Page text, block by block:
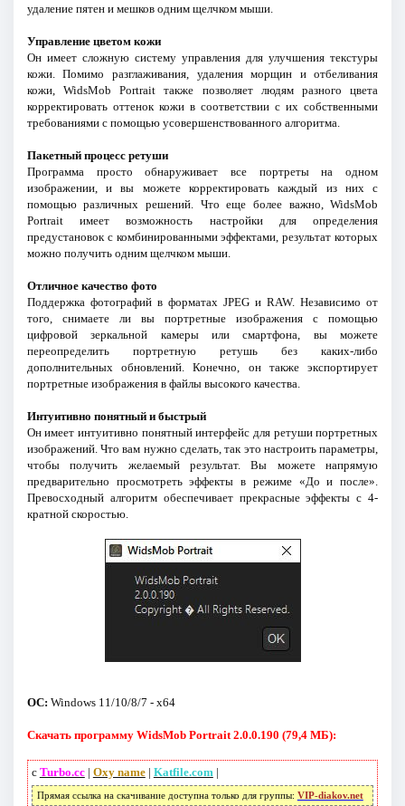
удаление пятен и мешков одним щелчком мыши.
Управление цветом кожи
Он имеет сложную систему управления для улучшения текстуры
кожи. Помимо разглаживания, удаления морщин и отбеливания
кожи, WidsMob Portrait также позволяет людям разного цвета
корректировать оттенок кожи в соответствии с их собственными
требованиями с помощью усовершенствованного алгоритма.
Пакетный процесс ретуши
Программа просто обнаруживает все портреты на одном
изображении, и вы можете корректировать каждый из них с
помощью различных решений. Что еще более важно, WidsMob
Portrait имеет возможность настройки для определения
предустановок с комбинированными эффектами, результат которых
можно получить одним щелчком мыши.
Отличное качество фото
Поддержка фотографий в форматах JPEG и RAW. Независимо от
того, снимаете ли вы портретные изображения с помощью
цифровой зеркальной камеры или смартфона, вы можете
переопределить портретную ретушь без каких-либо
дополнительных обновлений. Конечно, он также экспортирует
портретные изображения в файлы высокого качества.
Интуитивно понятный и быстрый
Он имеет интуитивно понятный интерфейс для ретуши портретных
изображений. Что вам нужно сделать, так это настроить параметры,
чтобы получить желаемый результат. Вы можете напрямую
предварительно просмотреть эффекты в режиме «До и после».
Превосходный алгоритм обеспечивает прекрасные эффекты с 4-
кратной скоростью.
ОС: Windows 11/10/8/7 - x64
Скачать программу WidsMob Portrait 2.0.0.190 (79,4 МБ):
с Turbo.cc| Oxy name| Katfile.com |
Прямая ссылка на скачивание доступна только для группы: VIP-diakov.net